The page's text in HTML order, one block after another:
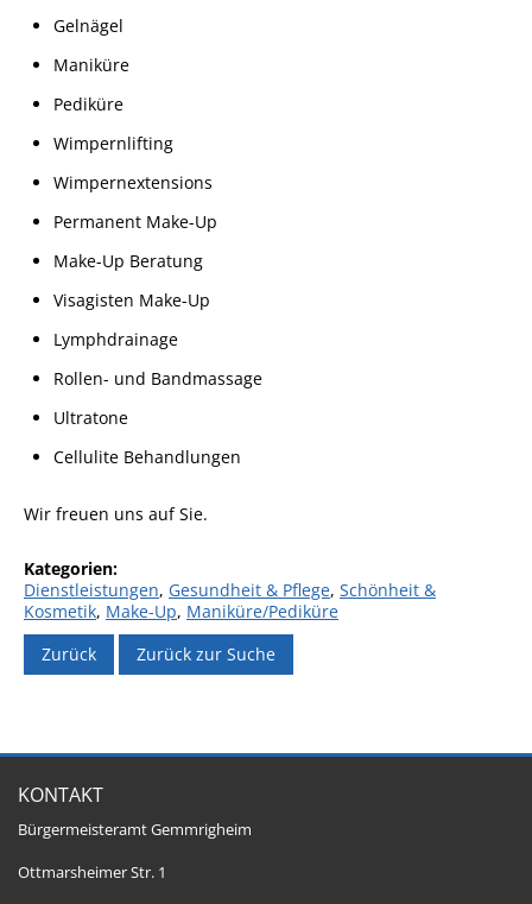
Gelnägel
Maniküre
Pediküre
Wimpernlifting
Wimpernextensions
Permanent Make-Up
Make-Up Beratung
Visagisten Make-Up
Lymphdrainage
Rollen- und Bandmassage
Ultratone
Cellulite Behandlungen
Wir freuen uns auf Sie.
Dienstleistungen, Gesundheit & Pflege, Schönheit &
Kosmetik, Make-Up, Maniküre/Pediküre
Zurück
Zurück zur Suche
KONTAKT
Bürgermeisteramt Gemmrigheim
Ottmarsheimer Str. 1